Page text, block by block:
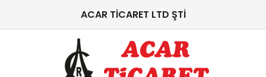
ACAR TİCARET LTD ŞTİ